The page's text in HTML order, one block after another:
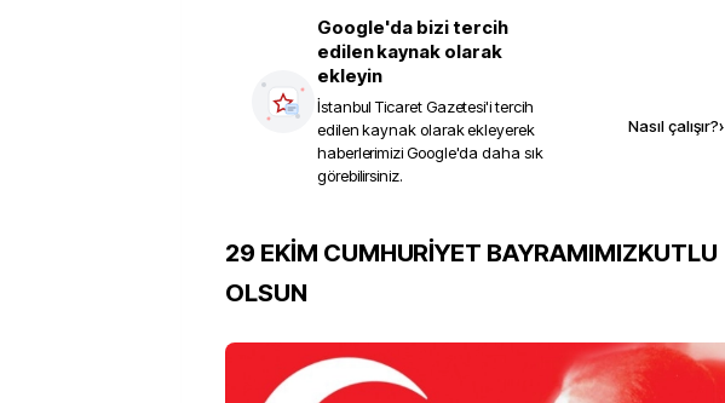
Google'da bizi tercih
edilen kaynak olarak
ekleyin
İstanbul Ticaret Gazetesi'i tercih
edilen kaynak olarak ekleyerek
haberlerimizi Google'da daha sık
görebilirsiniz.
Nasıl çalışır?›
29 EKİM CUMHURİYET BAYRAMIMIZKUTLU
OLSUN